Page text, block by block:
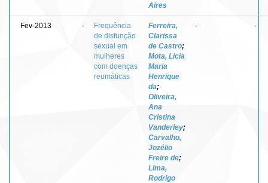
Aires
Fev-2013 -
Frequência
de disfunção
sexual em
mulheres
com doenças
reumáticas
Ferreira,
Clarissa
de Castro;
Mota, Licia
Maria
Henrique
da;
Oliveira,
Ana
Cristina
Vanderley;
Carvalho,
Jozélio
Freire de;
Lima,
Rodrigo
- -